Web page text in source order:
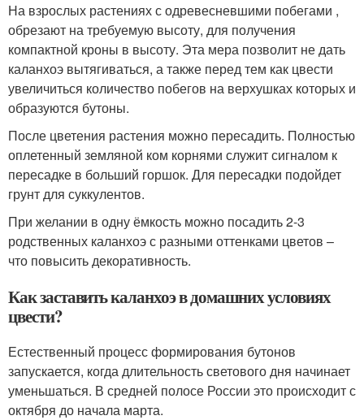
На взрослых растениях с одревесневшими побегами ,
обрезают на требуемую высоту, для получения
компактной кроны в высоту. Эта мера позволит не дать
каланхоэ вытягиваться, а также перед тем как цвести
увеличиться количество побегов на верхушках которых и
образуются бутоны.
После цветения растения можно пересадить. Полностью
оплетенный земляной ком корнями служит сигналом к
пересадке в больший горшок. Для пересадки подойдет
грунт для суккулентов.
При желании в одну ёмкость можно посадить 2-3
родственных каланхоэ с разными оттенками цветов –
что повысить декоративность.
Как заставить каланхоэ в домашних условиях
цвести?
Естественный процесс формирования бутонов
запускается, когда длительность светового дня начинает
уменьшаться. В средней полосе России это происходит с
октября до начала марта.